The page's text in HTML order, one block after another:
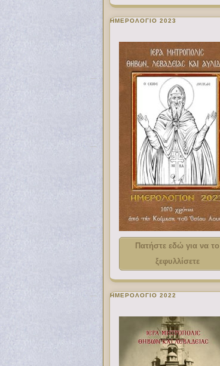
ΗΜΕΡΟΛΟΓΙΟ 2023
Πατήστε εδώ για να το
ξεφυλλίσετε
ΗΜΕΡΟΛΟΓΙΟ 2022